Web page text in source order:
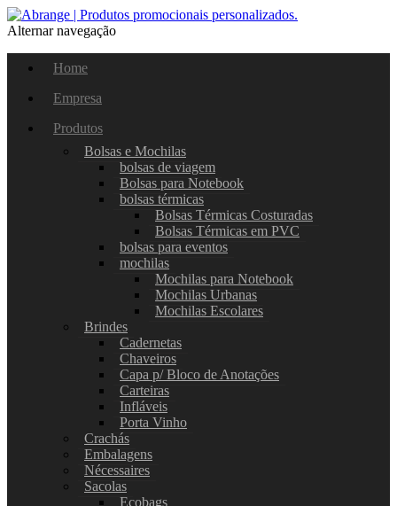
Alternar navegação
Home
Empresa
Produtos
Bolsas e Mochilas
bolsas de viagem
Bolsas para Notebook
bolsas térmicas
Bolsas Térmicas Costuradas
Bolsas Térmicas em PVC
bolsas para eventos
mochilas
Mochilas para Notebook
Mochilas Urbanas
Mochilas Escolares
Brindes
Cadernetas
Chaveiros
Capa p/ Bloco de Anotações
Carteiras
Infláveis
Porta Vinho
Crachás
Embalagens
Nécessaires
Sacolas
Ecobags